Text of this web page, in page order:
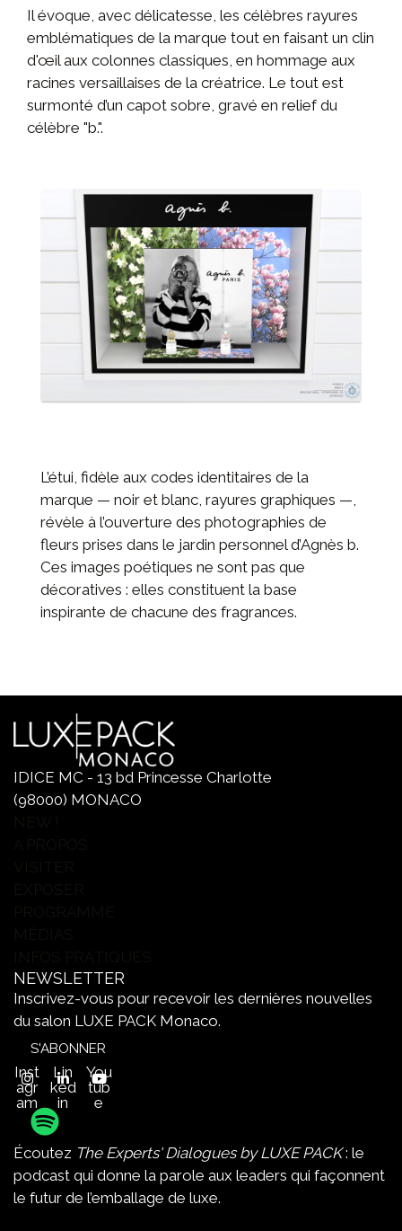
Il évoque, avec délicatesse, les célèbres rayures
emblématiques de la marque tout en faisant un clin
d'œil aux colonnes classiques, en hommage aux
racines versaillaises de la créatrice. Le tout est
surmonté d’un capot sobre, gravé en relief du
célèbre "b.".
L’étui, fidèle aux codes identitaires de la
marque — noir et blanc, rayures graphiques —,
révèle à l’ouverture des photographies de
fleurs prises dans le jardin personnel d’Agnès b.
Ces images poétiques ne sont pas que
décoratives : elles constituent la base
inspirante de chacune des fragrances.
IDICE MC - 13 bd Princesse Charlotte
(98000) MONACO
NEWSLETTER
Inscrivez-vous pour recevoir les dernières nouvelles
du salon LUXE PACK Monaco.
S'ABONNER
Inst
agr
am
Lin
ked
in
You
tub
e
Écoutez The Experts' Dialogues by LUXE PACK: le
podcast qui donne la parole aux leaders qui façonnent
le futur de l’emballage de luxe.